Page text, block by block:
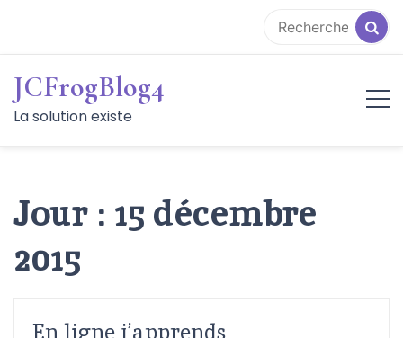
contenu
JCFrogBlog4
La solution existe
Jour : 15 décembre
2015
En ligne j’apprends